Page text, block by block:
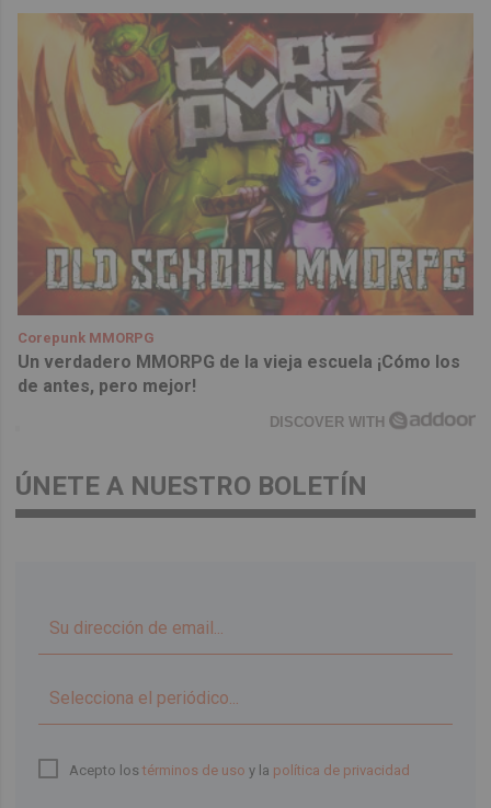
Corepunk MMORPG
Un verdadero MMORPG de la vieja escuela ¡Cómo los
de antes, pero mejor!
DISCOVER WITH
ÚNETE A NUESTRO BOLETÍN
Acepto lostérminos de uso y la política de privacidad